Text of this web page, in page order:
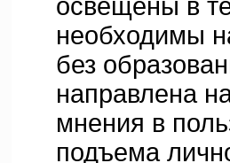
освещены в
необходимы
без
направлена
мнения в
подъема